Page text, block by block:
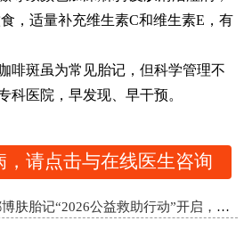
，适量补充维生素C和维生素E，有
斑虽为常见胎记，但科学管理不
科医院，早发现、早干预。
，请点击与在线医生咨询
成都博肤胎记“2026公益救助行动”开启，精准诊疗助胎记患者重启自信